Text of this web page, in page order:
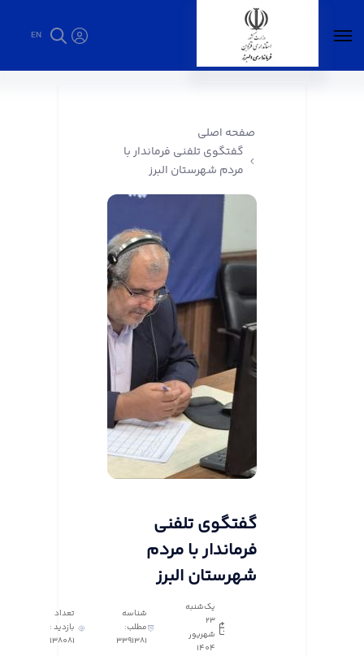
EN
صفحه اصلی
گفتگوی تلفنی فرماندار با
مردم شهرستان البرز
گفتگوی تلفنی
فرماندار با مردم
شهرستان البرز
یک‌شنبه
23
شهریور
1404
شناسه
مطلب:
3391381
تعداد
بازدید :
138081